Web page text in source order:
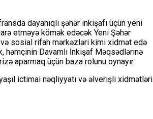
dayanıqlı şəhər inkişafı üçün yeni
etməyə kömək edəcək Yeni Şəhər
sosial rifah mərkəzləri kimi xidmət edə
həmçinin Davamlı İnkişaf Məqsədlərinə
aparmaq üçün baza rolunu oynayır.
ictimai nəqliyyatı və əlverişli xidmətləri